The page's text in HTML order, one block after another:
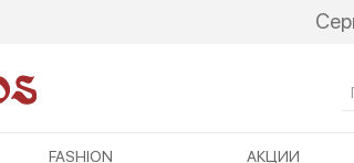
FASHION АКЦИИ